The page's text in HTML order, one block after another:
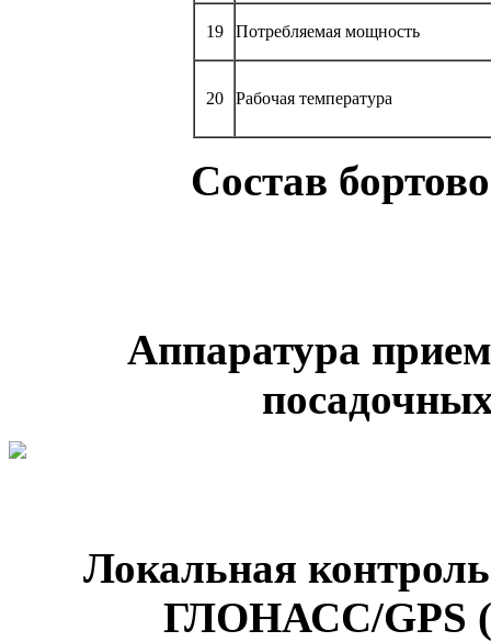
19 Потребляемая мощность
20 Рабочая температура
Состав
Аппаратура
Локальная
ГЛОНАСС/GPS